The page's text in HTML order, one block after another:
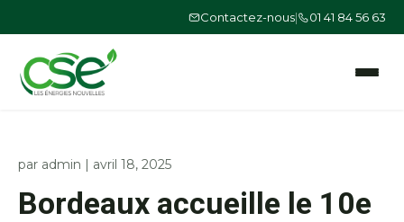
Contactez-nous| 01 41 84 56 63
Ouvrir le
par admin | avril 18, 2025
Bordeaux accueille le 10e